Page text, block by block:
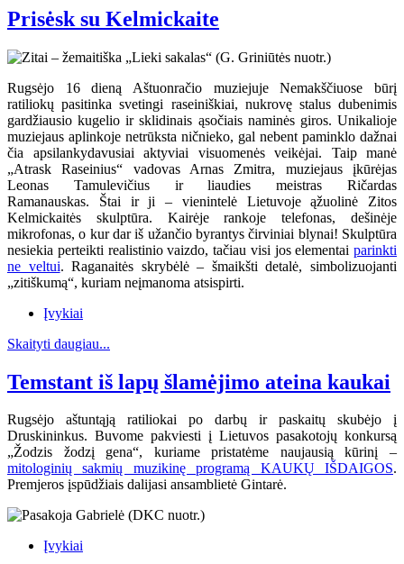
Prisėsk su Kelmickaite
Rugsėjo 16 dieną Aštuonračio muziejuje Nemakščiuose būrį
ratiliokų pasitinka svetingi raseiniškiai, nukrovę stalus dubenimis
gardžiausio kugelio ir sklidinais ąsočiais naminės giros. Unikalioje
muziejaus aplinkoje netrūksta ničnieko, gal nebent paminklo dažnai
čia apsilankydavusiai aktyviai visuomenės veikėjai. Taip manė
„Atrask Raseinius“ vadovas Arnas Zmitra, muziejaus įkūrėjas
Leonas Tamulevičius ir liaudies meistras Ričardas
Ramanauskas. Štai ir ji – vienintelė Lietuvoje ąžuolinė Zitos
Kelmickaitės skulptūra. Kairėje rankoje telefonas, dešinėje
mikrofonas, o kur dar iš užančio byrantys čirviniai blynai! Skulptūra
nesiekia perteikti realistinio vaizdo, tačiau visi jos elementai parinkti
ne veltui. Raganaitės skrybėlė – šmaikšti detalė, simbolizuojanti
„zitiškumą“, kuriam neįmanoma atsispirti.
Įvykiai
Skaityti daugiau...
Temstant iš lapų šlamėjimo ateina kaukai
Rugsėjo aštuntąją ratiliokai po darbų ir paskaitų skubėjo į
Druskininkus. Buvome pakviesti į Lietuvos pasakotojų konkursą
„Žodzis žodzį gena“, kuriame pristatėme naujausią kūrinį –
mitologinių sakmių muzikinę programą KAUKŲ IŠDAIGOS.
Premjeros įspūdžiais dalijasi ansamblietė Gintarė.
Įvykiai